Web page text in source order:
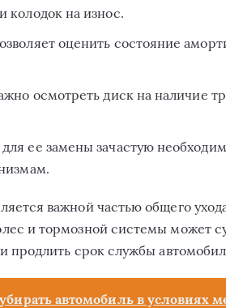
колодок на износ.
оценить состояние
осмотреть диск на наличие
для ее замены зачастую
важной частью общего
и тормозной системы может
продлить срок службы
автомобиль в условиях